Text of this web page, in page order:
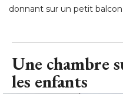
donnant sur un petit
Une chambre
les enfants